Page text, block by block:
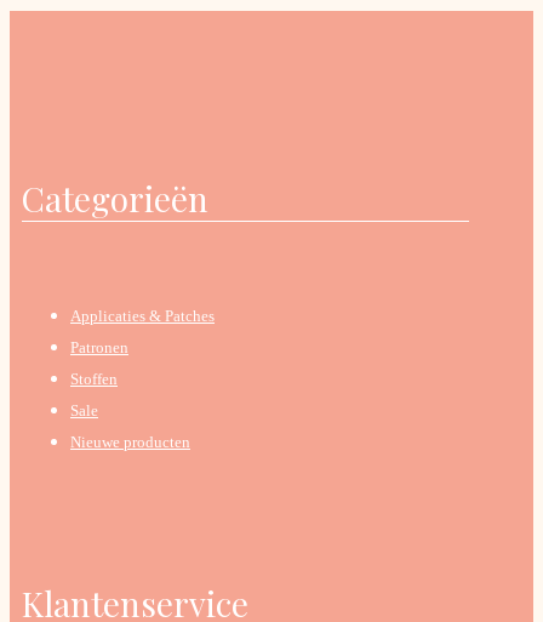
Categorieën
Applicaties & Patches
Patronen
Stoffen
Sale
Nieuwe producten
Klantenservice